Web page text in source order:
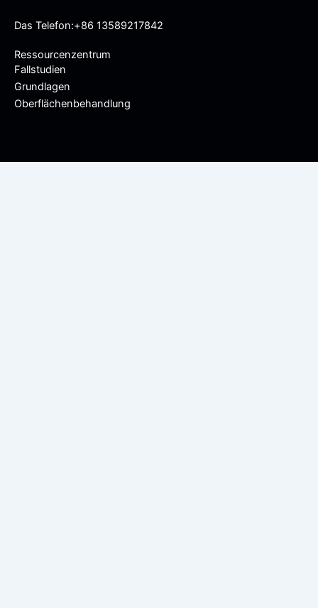
Das Telefon:+86 13589217842
Ressourcenzentrum
Fallstudien
Grundlagen
Oberflächenbehandlung